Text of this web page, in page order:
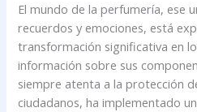
El mundo de la perfumería, ese
recuerdos y emociones, está
transformación significativa en
información sobre sus
siempre atenta a la protección
ciudadanos, ha implementado